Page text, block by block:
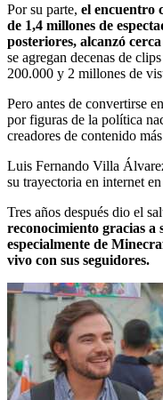
Por su parte, el encuentro
de 1,4 millones de
posteriores, alcanzó
se agregan decenas de
200.000 y 2 millones de
Pero antes de convertirse
por figuras de la política
creadores de contenido
Luis Fernando Villa
su trayectoria en internet
Tres años después dio el
reconocimiento gracias a
especialmente de
vivo con sus seguidores.